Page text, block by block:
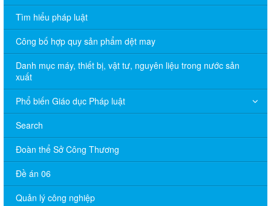
Tìm hiểu pháp luật
Công bố hợp quy sản phẩm dệt may
Danh mục máy, thiết bị, vật tư, nguyên liệu trong nước sản
xuất
Phổ biến Giáo dục Pháp luật
Search
Đoàn thể Sở Công Thương
Đề án 06
Quản lý công nghiệp